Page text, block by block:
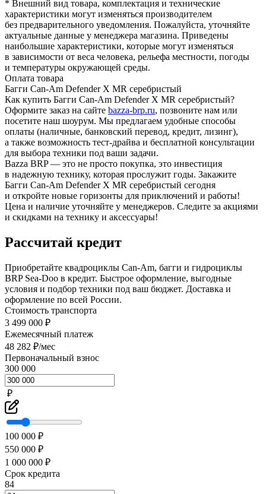
* Внешний вид товара, комплектация и технические
характеристики могут изменяться производителем
без предварительного уведомления. Пожалуйста, уточняйте
актуальные данные у менеджера магазина. Приведены
наибольшие характеристики, которые могут изменяться
в зависимости от веса человека, рельефа местности, погоды
и температуры окружающей среды.
Оплата товара
Багги Can-Am Defender X MR серебристый
Как купить Багги Can-Am Defender X MR серебристый?
Оформите заказ на сайте bazza-brp.ru, позвоните нам или
посетите наш шоурум. Мы предлагаем удобные способы
оплаты (наличные, банковский перевод, кредит, лизинг),
а также возможность тест-драйва и бесплатной консультации
для выбора техники под ваши задачи.
Bazza BRP — это не просто покупка, это инвестиция
в надежную технику, которая прослужит годы. Закажите
Багги Can-Am Defender X MR серебристый сегодня
и откройте новые горизонты для приключений и работы!
Цена и наличие уточняйте у менеджеров. Следите за акциями
и скидками на технику и аксессуары!
Рассчитай кредит
Приобретайте квадроциклы Can-Am, багги и гидроциклы
BRP Sea-Doo в кредит. Быстрое оформление, выгодные
условия и подбор техники под ваш бюджет. Доставка и
оформление по всей России.
Стоимость транспорта
3 499 000 ₽
Ежемесячный платеж
48 282 ₽/мес
Первоначальный взнос
300 000
₽
100 000 ₽
550 000 ₽
1 000 000 ₽
Срок кредита
84